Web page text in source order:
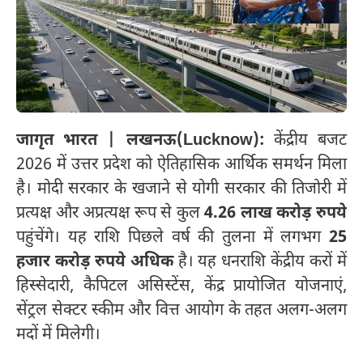
जागृत भारत | लखनऊ(Lucknow): केंद्रीय बजट
2026 में उत्तर प्रदेश को ऐतिहासिक आर्थिक समर्थन मिला
है। मोदी सरकार के खजाने से योगी सरकार की तिजोरी में
प्रत्यक्ष और अप्रत्यक्ष रूप से कुल4.26 लाख करोड़ रुपये
पहुंचेंगे। यह राशि पिछले वर्ष की तुलना में लगभग 25
हजार करोड़ रुपये अधिकहै। यह धनराशि केंद्रीय करों में
हिस्सेदारी, कैपिटल असिस्टेंस, केंद्र प्रायोजित योजनाएं,
सेंट्रल सेक्टर स्कीम और वित्त आयोग के तहत अलग-अलग
मदों में मिलेगी।